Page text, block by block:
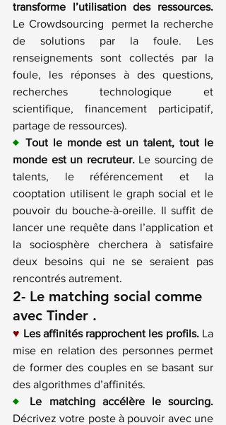
transforme l’utilisation des ressources.
Le Crowdsourcing  permet la recherche
de solutions par la foule. Les
renseignements sont collectés par la
foule, les réponses à des questions,
recherches technologique et
scientifique, financement participatif,
partage de ressources).
♦ Tout le monde est un talent, tout le
monde est un recruteur. Le sourcing de
talents, le référencement et la
cooptation utilisent le graph social et le
pouvoir du bouche-à-oreille. Il suffit de
lancer une requête dans l’application et
la sociosphère cherchera à satisfaire
deux besoins qui ne se seraient pas
rencontrés autrement.
2- Le matching social comme
avec Tinder .
♥ Les affinités rapprochent les profils. La
mise en relation des personnes permet
de former des couples en se basant sur
des algorithmes d’affinités.
♦
Le matching accélère le sourcing.
Décrivez votre poste à pouvoir avec une